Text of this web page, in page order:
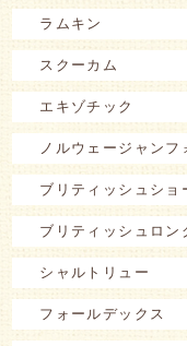
ラムキン
スクーカム
エキゾチック
ノルウェージャンフ
ブリティッシュショ
ブリティッシュロン
シャルトリュー
フォールデックス